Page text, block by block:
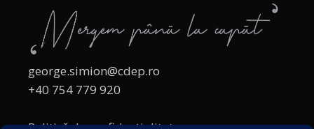
george.simion@cdep.ro
+40 754 779 920